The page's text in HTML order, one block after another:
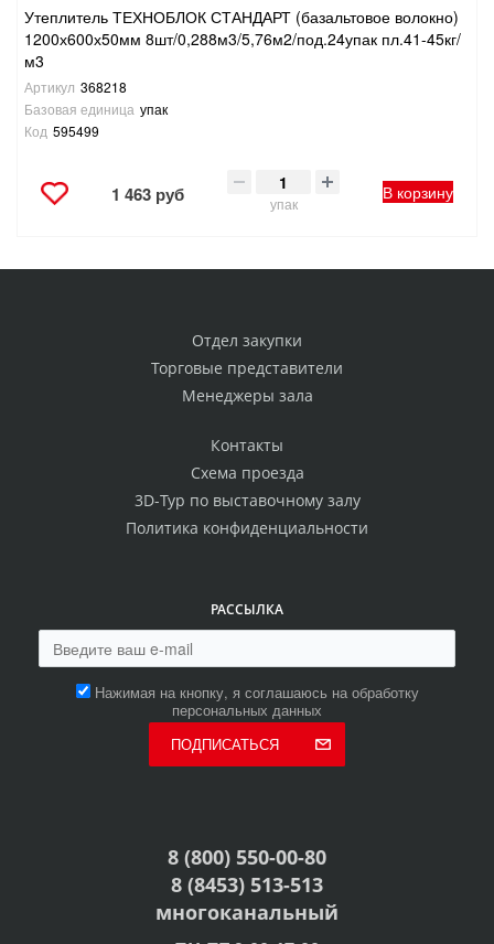
Утеплитель ТЕХНОБЛОК СТАНДАРТ (базальтовое волокно)
1200х600х50мм 8шт/0,288м3/5,76м2/под.24упак пл.41-45кг/
м3
Артикул 368218
Базовая единица упак
Код 595499
1 463 руб упак
В корзину
Отдел закупки
Торговые представители
Менеджеры зала
Контакты
Схема проезда
3D-Тур по выставочному залу
Политика конфиденциальности
РАССЫЛКА
Нажимая на кнопку, я соглашаюсь на обработку
персональных данных
ПОДПИСАТЬСЯ
8 (800) 550-00-80
8 (8453) 513-513
многоканальный